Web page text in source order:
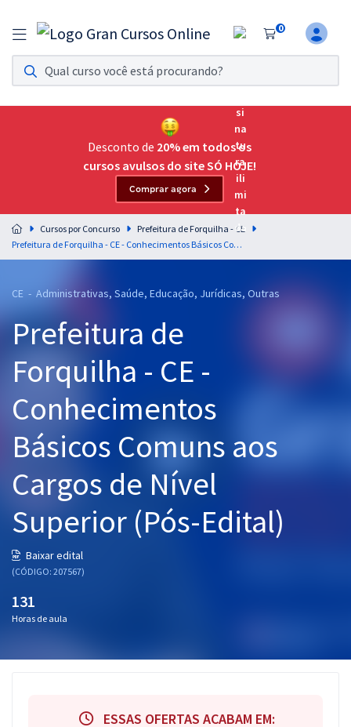
0
Assinatura Ilimitada 11
Acesso a todos os cursos. Teste grátis por 7 dias!
Assinatura OAB Até Passar
Acesso ilimitado a toda preparação para o Exame da
Residências Multiprofissionais
Preparação completa e intensiva para as principais
residências em saúde do Brasil
Cursos 20% OFF
Pós
Graduação
OAB
Questões grátis
Blog
Aprovados
Desconto de 20% em todos os
cursos avulsos do site SÓ HOJE!
Comprar agora
Cursos por Concurso
Prefeitura de Forquilha - CE
Prefeitura de Forquilha - CE - Conhecimentos Básicos Comuns aos Cargos de Nível Superior (Pós-Edital)
CE - Administrativas, Saúde, Educação, Jurídicas, Outras
Prefeitura de
Forquilha - CE -
Conhecimentos
Básicos Comuns aos
Cargos de Nível
Superior (Pós-Edital)
Baixar edital
(CÓDIGO: 207567)
131
Horas de aula
ESSAS OFERTAS ACABAM EM: